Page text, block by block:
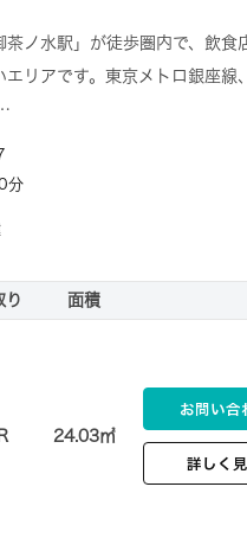
茶ノ水駅」が徒歩圏内で、飲食
リアです。東京メトロ銀座線
分
り 面積
24.03㎡
お問い合
詳しく